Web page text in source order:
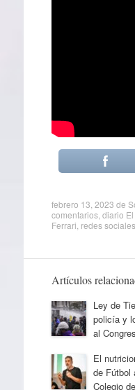
febrero 13, 2023 de
comentarios, diario
Ferrari redes sociales
Artículos
Ley de
policía y
al
El
de Fútbol
Colegio